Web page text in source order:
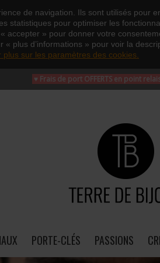
de navigation. Ils sont utilisés pour
statistiques pour optimiser les
accepter » pour donner votre
plus d’informations » pour voir la
sur les paramètres des cookies.
♥ Frais de port OFFERTS en point
PORTE-CLÉS PASSIONS